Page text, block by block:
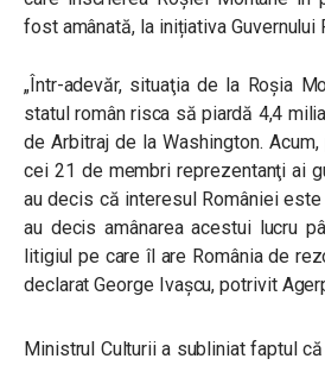
fost amânată, la inițiativa Guvernului
„Într-adevăr, situaţia de la Roşia
statul român risca să piardă 4,4
de Arbitraj de la Washington.
cei 21 de membri reprezentanţi ai
au decis că interesul României
au decis amânarea acestui lucru
litigiul pe care îl are România de
declarat George Ivașcu, potrivit
Ministrul Culturii a subliniat faptul